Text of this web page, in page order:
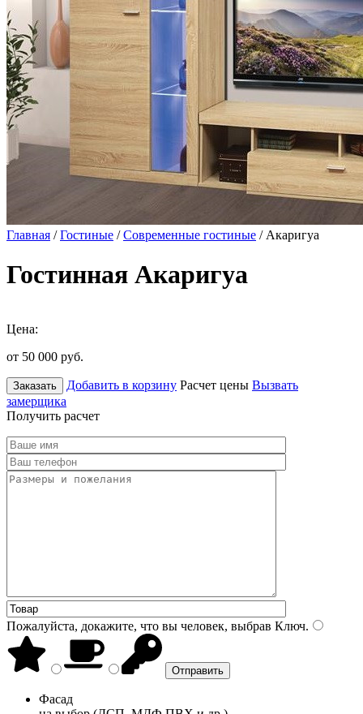
Главная /Гостиные /Современные гостиные / Акаригуа
Гостинная Акаригуа
Цена:
от 50 000 руб.
Заказать Добавить в корзину Расчет цены Вызвать
замерщика
Получить расчет
Пожалуйста, докажите, что вы человек, выбрав Ключ.
Фасад